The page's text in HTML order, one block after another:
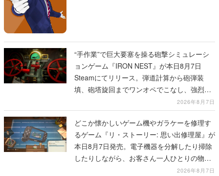
“手作業”で巨大要塞を操る砲撃シミュレーシ
ョンゲーム『IRON NEST』が本日8月7日
Steamにてリリース。弾道計算から砲弾装
填、砲塔旋回までワンオペでこなし、強烈な
一撃をブチかませるロマンある作品2026年8月7日
どこか懐かしいゲーム機やガラケーを修理す
るゲーム『リ・ストーリー: 思い出修理屋』が
本日8月7日発売。電子機器を分解したり掃除
したりしながら、お客さん一人ひとりの物語
2026年8月7日